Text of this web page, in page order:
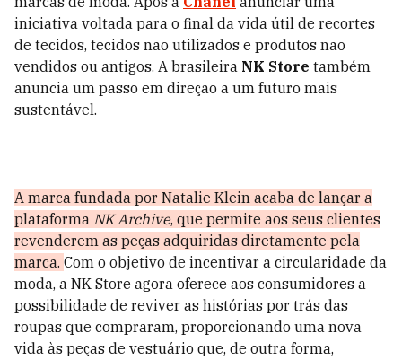
iniciativa voltada para o final da vida útil de recortes
de tecidos, tecidos não utilizados e produtos não
vendidos ou antigos. A brasileira NK Store também
anuncia um passo em direção a um futuro mais
sustentável.
A marca fundada por Natalie Klein acaba de lançar a
plataforma NK Archive, que permite aos seus clientes
revenderem as peças adquiridas diretamente pela
marca. Com o objetivo de incentivar a circularidade da
moda, a NK Store agora oferece aos consumidores a
possibilidade de reviver as histórias por trás das
roupas que compraram, proporcionando uma nova
vida às peças de vestuário que, de outra forma,